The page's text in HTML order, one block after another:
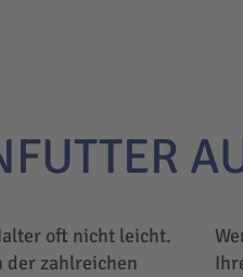
oft nicht leicht.
der zahlreichen